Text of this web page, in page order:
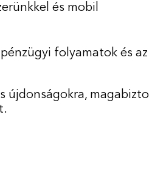
és mobil
újdonságokra,
folyamatok és az